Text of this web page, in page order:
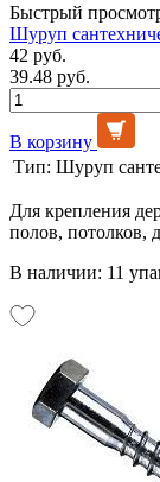
Быстрый
Шуруп
42 руб.
39.48 руб.
В корзину
Тип: Шуруп
Для крепления
полов, потолков,
В наличии: 11